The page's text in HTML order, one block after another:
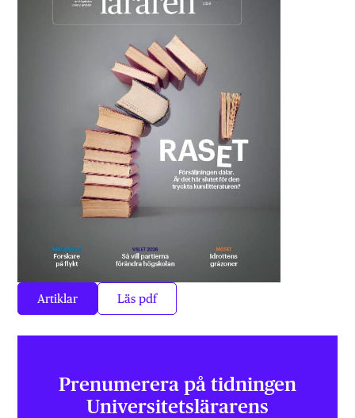
Artiklar Läs pdf
Prenumerera på tidningen
Universitets­lärarens